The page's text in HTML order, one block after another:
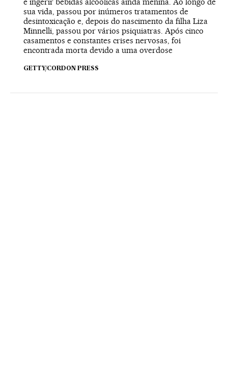
sua vida, passou por inúmeros tratamentos de
desintoxicação e, depois do nascimento da filha Liza
Minnelli, passou por vários psiquiatras. Após cinco
casamentos e constantes crises nervosas, foi
encontrada morta devido a uma overdose
GETTY/CORDON PRESS